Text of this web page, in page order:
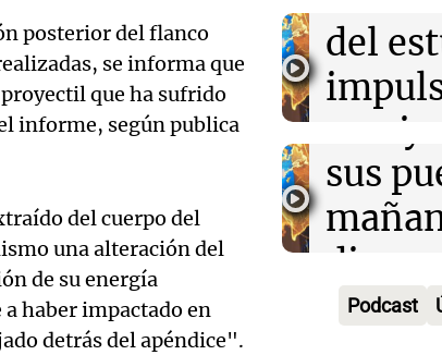
posterior del flanco
se informa que
que ha sufrido
informe, según publica
del cuerpo del
una alteración del
de su energía
haber impactado en
detrás del apéndice".
Greco
Deportes
Episodios
del
Villa
Panorama
Episodios
la
sus
Audio.
María
Audio.
Podcast